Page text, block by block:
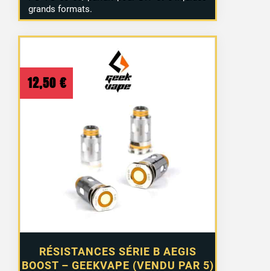
grands formats.
RÉSISTANCES SÉRIE B AEGIS
BOOST – GEEKVAPE (VENDU PAR 5)
12,50 €